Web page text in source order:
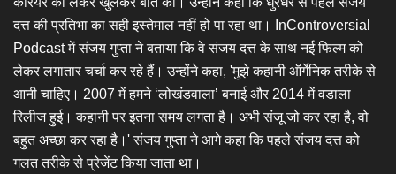
दत्त की प्रतिभा का सही इस्तेमाल नहीं हो पा रहा था। InControversial
Podcast में संजय गुप्ता ने बताया कि वे संजय दत्त के साथ नई फिल्म को
लेकर लगातार चर्चा कर रहे हैं। उन्होंने कहा, 'मुझे कहानी ऑर्गेनिक तरीके से
आनी चाहिए। 2007 में हमने ‘लोखंडवाला’ बनाई और 2014 में वडाला
रिलीज हुई। कहानी पर इतना समय लगता है। अभी संजू जो कर रहा है, वो
बहुत अच्छा कर रहा है।' संजय गुप्ता ने आगे कहा कि पहले संजय दत्त को
गलत तरीके से प्रेजेंट किया जाता था।